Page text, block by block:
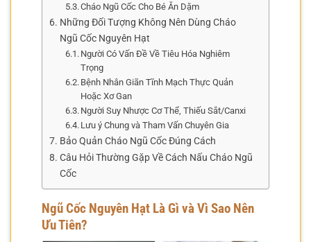
Cháo Ngũ Cốc Cho Bé Ăn Dặm
Những Đối Tượng Không Nên Dùng Cháo
Ngũ Cốc Nguyên Hạt
Người Có Vấn Đề Về Tiêu Hóa Nghiêm
Trọng
Bệnh Nhân Giãn Tĩnh Mạch Thực Quản
Hoặc Xơ Gan
Người Suy Nhược Cơ Thể, Thiếu Sắt/Canxi
Lưu ý Chung và Tham Vấn Chuyên Gia
Bảo Quản Cháo Ngũ Cốc Đúng Cách
Câu Hỏi Thường Gặp Về Cách Nấu Cháo Ngũ
Cốc
Ngũ Cốc Nguyên Hạt Là Gì và Vì Sao Nên
Ưu Tiên?